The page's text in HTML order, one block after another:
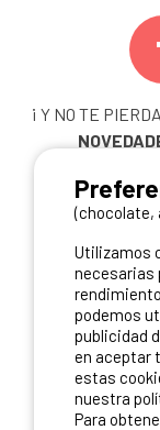
¡ Y NO TE
(chocolate,
Utilizamos
necesarias
podemos
publicidad
en aceptar
estas
nuestra
Para